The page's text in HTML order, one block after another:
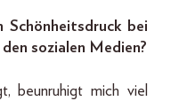
Schönheitsdruck bei
sozialen Medien?
beunruhigt mich viel